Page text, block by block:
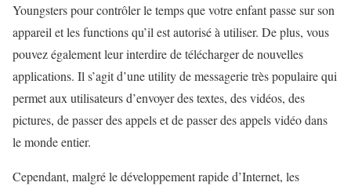
Youngsters pour contrôler le temps que votre enfant passe sur son
appareil et les functions qu’il est autorisé à utiliser. De plus, vous
pouvez également leur interdire de télécharger de nouvelles
applications. Il s’agit d’une utility de messagerie très populaire qui
permet aux utilisateurs d’envoyer des textes, des vidéos, des
pictures, de passer des appels et de passer des appels vidéo dans
le monde entier.
Cependant, malgré le développement rapide d’Internet, les